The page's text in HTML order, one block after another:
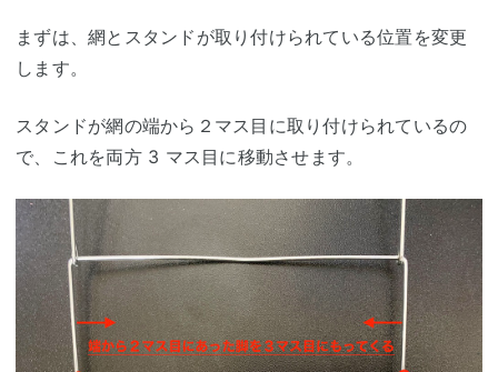
まずは、網とスタンドが取り付けられている位置を変更
します。
スタンドが網の端から２マス目に取り付けられているの
で、これを両方 3 マス目に移動させます。